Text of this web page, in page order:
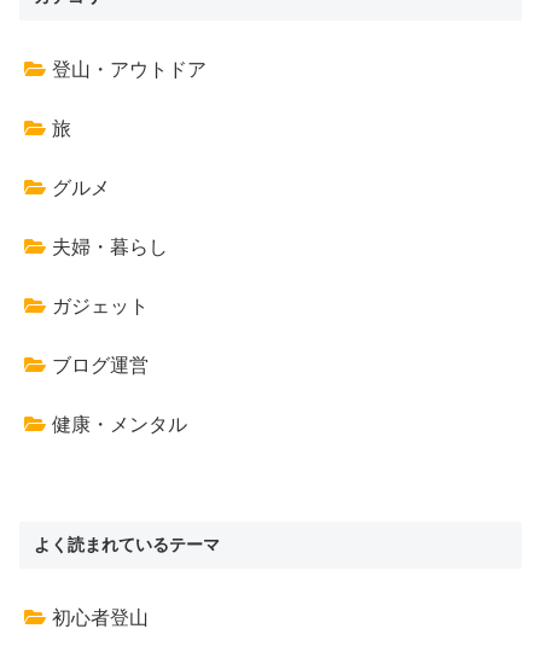
登山・アウトドア
旅
グルメ
夫婦・暮らし
ガジェット
ブログ運営
健康・メンタル
よく読まれているテーマ
初心者登山